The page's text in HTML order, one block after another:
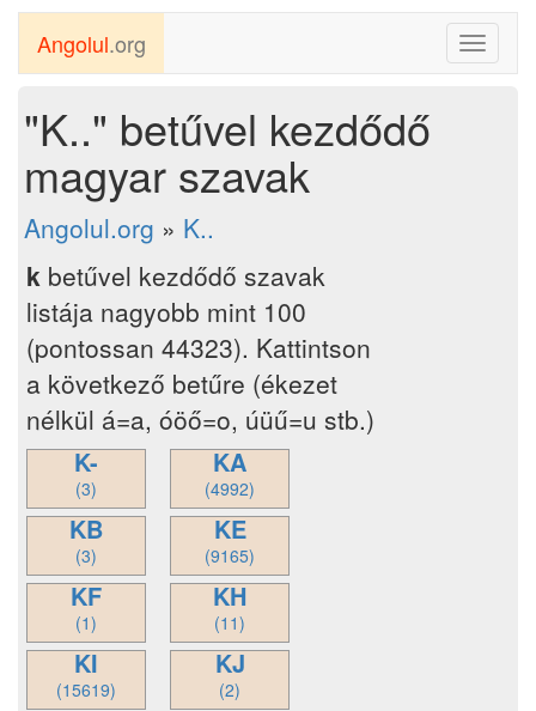
Toggle
Angolul.org
"K.." betűvel kezdődő
magyar szavak
Angolul.org » K..
k betűvel kezdődő szavak
listája nagyobb mint 100
(pontossan 44323). Kattintson
a következő betűre (ékezet
nélkül á=a, óöő=o, úüű=u stb.)
K-
(3)
KA
(4992)
KB
(3)
KE
(9165)
KF
(1)
KH
(11)
KI
(15619)
KJ
(2)